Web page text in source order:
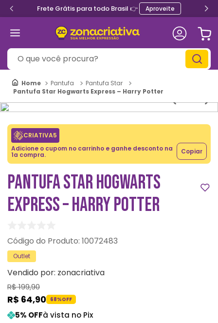
Frete Grátis para todo Brasil 👉 Aproveite
O que você procura?
Pantufa
Pantufa Star
Pantufa Star Hogwarts Express – Harry Potter
CRIATIVA5
Adicione o cupom no carrinho e ganhe desconto na
1a compra. Copiar
PANTUFA STAR HOGWARTS
EXPRESS – HARRY POTTER
: 10072483
Outlet
Vendido por: zonacriativa
R$199,90
R$ 64,90 68%OFF
5% OFFà vista no Pix